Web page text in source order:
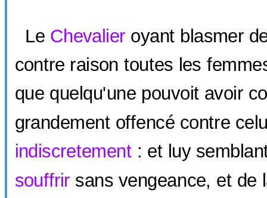
Le Chevalier oyant blasmer
contre raison toutes les
que quelqu'une pouvoit avoir
grandement offencé contre
indiscretement: et luy
souffrir sans vengeance, et de